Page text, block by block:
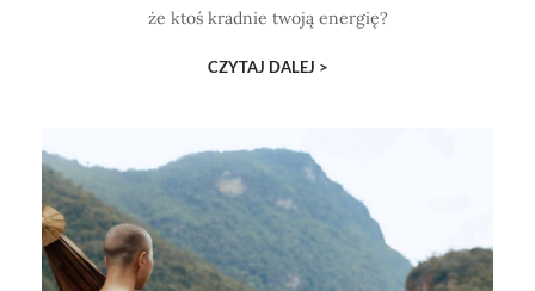
że ktoś kradnie twoją energię?
CZYTAJ DALEJ >